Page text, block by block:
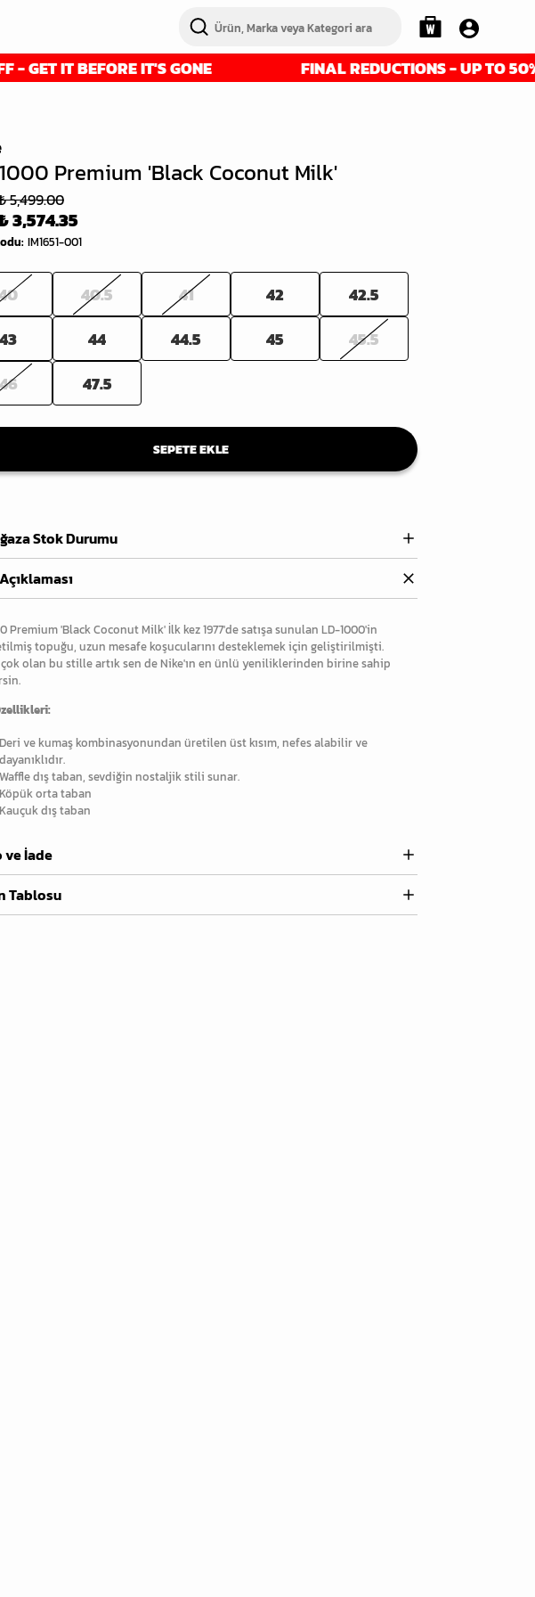
BEFORE IT'S GONE FINAL REDUCTIONS - UP TO 50% OFF
Premium 'Black Coconut Milk'
5,499.00
3,574.35
: IM1651-001
40.5 41 42
42.5
43
44 44.5 45
45.5
46
47.5
SEPETE EKLE
Stok Durumu
Premium 'Black Coconut Milk' İlk kez 1977'de satışa sunulan LD-1000'in
topuğu, uzun mesafe koşucularını desteklemek için geliştirilmişti.
olan bu stille artık sen de Nike'ın en ünlü yeniliklerinden birine sahip
Deri ve kumaş kombinasyonundan üretilen üst kısım, nefes alabilir ve
dayanıklıdır.
Waffle dış taban, sevdiğin nostaljik stili sunar.
Köpük orta taban
Kauçuk dış taban
ve İade
Tablosu